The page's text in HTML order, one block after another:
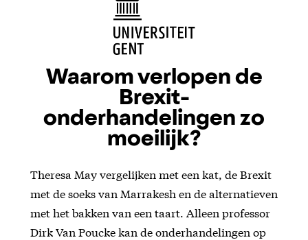
Waarom verlopen de
Brexit-
onderhandelingen zo
moeilijk?
Theresa May vergelijken met een kat, de Brexit
met de soeks van Marrakesh en de alternatieven
met het bakken van een taart. Alleen professor
Dirk Van Poucke kan de onderhandelingen op